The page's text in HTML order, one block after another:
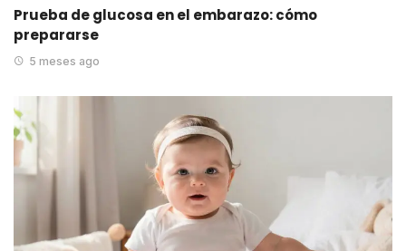
Prueba de glucosa en el embarazo: cómo
prepararse
5 meses ago